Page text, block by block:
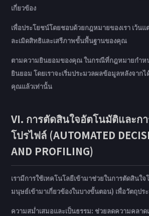
เกี่ยวข้อง
เพื่อประโยชน์โดยชอบด้วยกฎหมายของเรา เว้นแ
ละเมิดสิทธิและเสรีภาพขั้นพื้นฐานของคุณ
ตามความยินยอมของคุณ ในกรณีที่กฎหมายกำห
ยินยอม โดยเราจะเริ่มประมวลผลข้อมูลหลังจาก
คุณแล้วเท่านั้น
VI. การตัดสินใจอัตโนมัติและก
โปรไฟล์ (AUTOMATED
AND PROFILING)
เรามีการใช้เทคโนโลยีเข้ามาช่วยในการตัดสินใ
มนุษย์เข้ามาเกี่ยวข้องในบางขั้นตอน) เพื่อวัตถุปร
ความสม่ำเสมอและเป็นธรรม: ช่วยลดความคลา